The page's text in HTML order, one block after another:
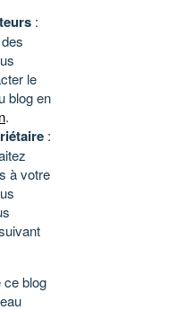
:
le
blog en
.
:
à votre
ce blog